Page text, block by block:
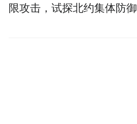
限攻击，试探北约集体防御